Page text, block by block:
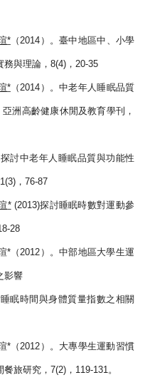
*（ 2014 ）。臺中地區中、小學
與理論， 8(4) ， 20-35
*（ 2014 ）。中老年人睡眠品質
洲高齡健康休閒及教育學刊，
探討中老年人睡眠品質與功能性
， 76-87
*(2013)探討睡眠時數對運動參
28
*（ 2012 ）。中部地區大學生運
影響
眠時間與身體質量指數之相關
*（ 2012 ）。大專學生運動習慣
旅研究， 7(2) ， 119-131 。